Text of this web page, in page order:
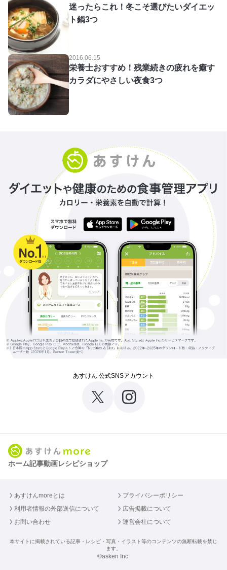
迷ったらこれ！冬こそ選びたいダイエッ
ト鍋3つ
2016.06.15
栄養士おすすめ！残業続きの疲れを癒す
カラダにやさしい夜食3つ
あすけん 公式SNSアカウント
ホーム記事動画レシピショップ
あすけんmoreとは
プライバシーポリシー
利用者情報の外部送信について
広告掲載について
お問い合わせ
運営会社について
本サイトに掲載されている記事・レシピ・写真・イラスト等のコンテンツの無断転載を禁じ
ます。
©asken Inc.